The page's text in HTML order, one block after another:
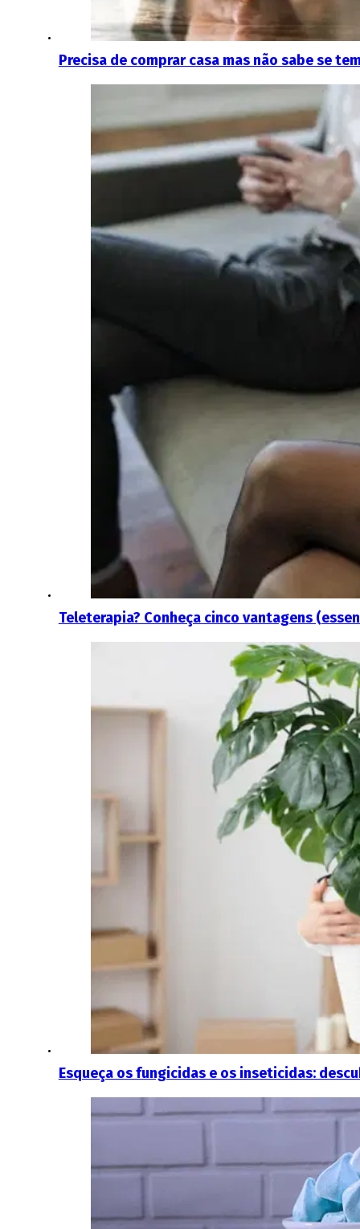
Precisa de comprar casa mas não sabe se
Teleterapia? Conheça cinco vantagens
Esqueça os fungicidas e os inseticidas: